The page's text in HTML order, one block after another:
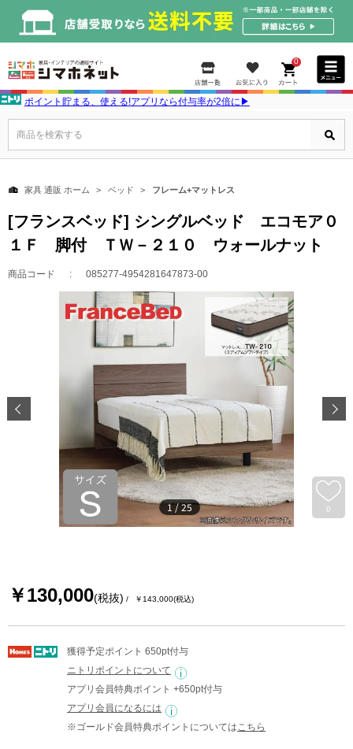
0
ポイント貯まる、使える!アプリなら付与率が2倍に▶
商品を検索する
家具 通販 ホーム ベッド フレーム+マットレス
[フランスベッド] シングルベッド エコモア０
１Ｆ 脚付 ＴＷ－２１０ ウォールナット
商品コード 085277-4954281647873-00
0
1/25
￥130,000(税抜) ￥143,000(税込)
獲得予定ポイント 650pt付与
ニトリポイントについて
アプリ会員特典ポイント +650pt付与
アプリ会員になるには
※ゴールド会員特典ポイントについては こちら